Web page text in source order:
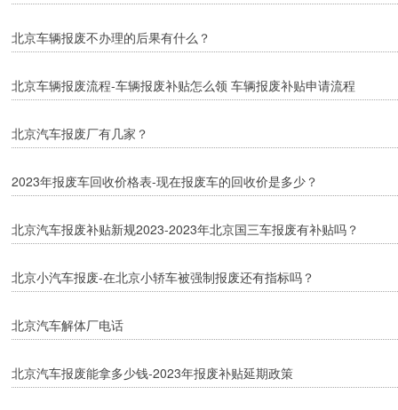
北京车辆报废不办理的后果有什么？
北京车辆报废流程-车辆报废补贴怎么领 车辆报废补贴申请流程
北京汽车报废厂有几家？
2023年报废车回收价格表-现在报废车的回收价是多少？
北京汽车报废补贴新规2023-2023年北京国三车报废有补贴吗？
北京小汽车报废-在北京小轿车被强制报废还有指标吗？
北京汽车解体厂电话
北京汽车报废能拿多少钱-2023年报废补贴延期政策